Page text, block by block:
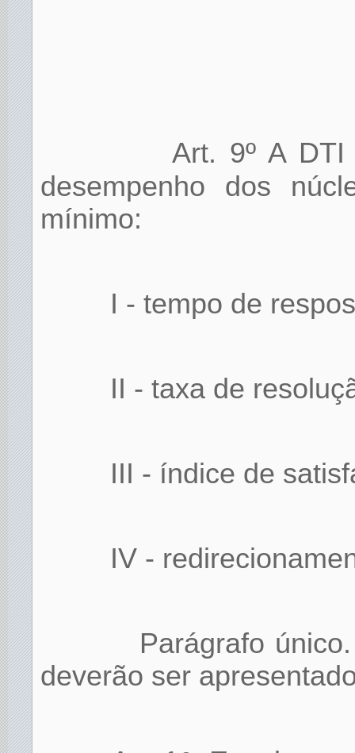
Art. 9º A
desempenho dos
mínimo:
I - tempo de
II - taxa de
III - índice de
IV -
Parágrafo
deverão ser